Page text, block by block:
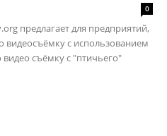
0
предлагает для предприятий,
видеосъёмку с использованием
съёмку с "птичьего"